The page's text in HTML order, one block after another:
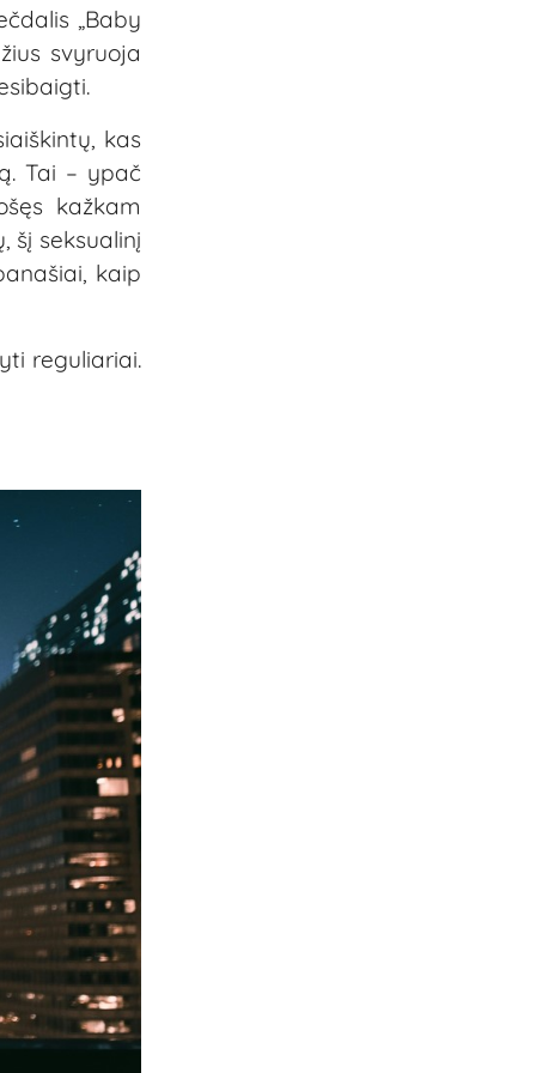
„Baby
svyruoja
kas
Tai – ypač
kažkam
šį seksualinį
kaip
reguliariai.